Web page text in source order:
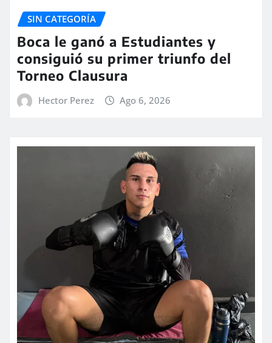
SIN CATEGORÍA
Boca le ganó a Estudiantes y
consiguió su primer triunfo del
Torneo Clausura
Hector Perez Ago 6, 2026